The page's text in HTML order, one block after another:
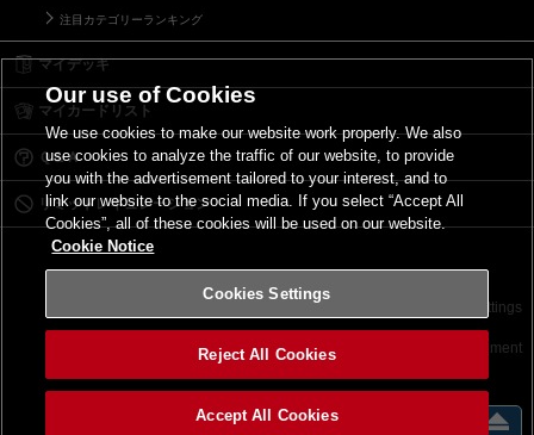
注目カテゴリーランキング
マイデッキ
マイカードリスト
Ｑ＆Ａ
リミットレギュレーション
サイトポリシー Cookies Settings
©2026 Konami Digital Entertainment
Our use of Cookies
We use cookies to make our website work properly. We also
use cookies to analyze the traffic of our website, to provide
you with the advertisement tailored to your interest, and to
link our website to the social media. If you select “Accept All
Cookies”, all of these cookies will be used on our website.
Cookie Notice
Cookies Settings
Reject All Cookies
Accept All Cookies